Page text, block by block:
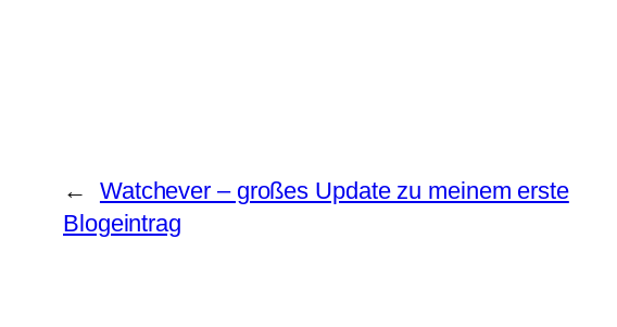
←
Watchever – großes Update zu meinem erste
Blogeintrag